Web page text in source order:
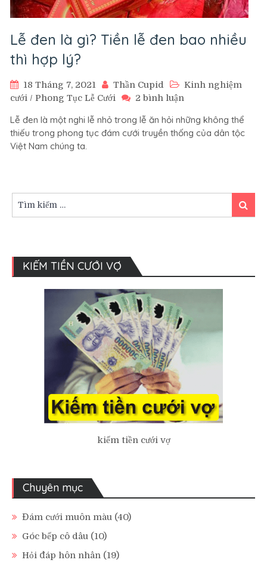
Lễ đen là gì? Tiền lễ đen bao nhiều
thì hợp lý?
18 Tháng 7, 2021 Thần Cupid
Kinh nghiệm
cưới / Phong Tục Lễ Cưới 2 bình luận
đen
là
bao
Lễ đen là một nghi lễ nhỏ trong lễ ăn hỏi những không thể
thiếu trong phong tục đám cưới truyền thống của dân tộc
Việt Nam chúng ta.
kiếm:
Tìm
kiếm
KIẾM TIỀN CƯỚI VỢ
kiếm tiền cưới vợ
Chuyên mục
Đám cưới muôn màu (40)
Góc bếp cô dâu (10)
Hỏi đáp hôn nhân (19)